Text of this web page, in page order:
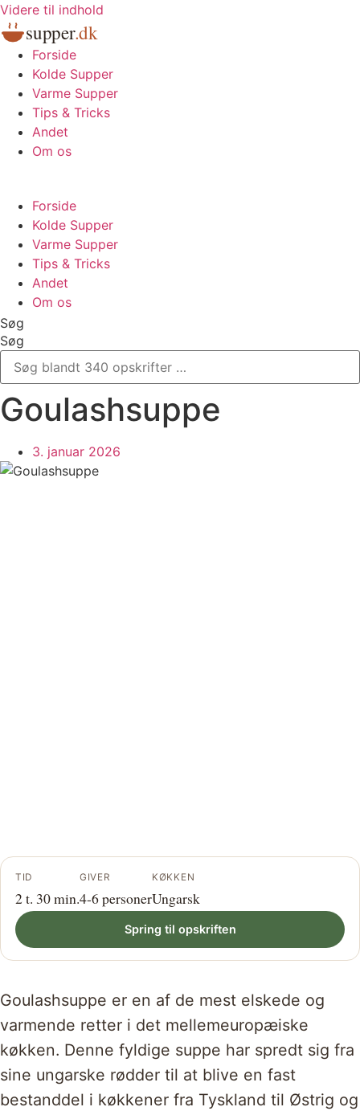
Videre til indhold
supper.dk
Forside
Kolde Supper
Varme Supper
Tips & Tricks
Andet
Om os
Forside
Kolde Supper
Varme Supper
Tips & Tricks
Andet
Om os
Søg
Søg
Goulashsuppe
3. januar 2026
TID
2 t. 30 min.
GIVER
4-6 personer
KØKKEN
Ungarsk
Spring til opskriften
Goulashsuppe er en af de mest elskede og
varmende retter i det mellemeuropæiske
køkken. Denne fyldige suppe har spredt sig fra
sine ungarske rødder til at blive en fast
bestanddel i køkkener fra Tyskland til Østrig og